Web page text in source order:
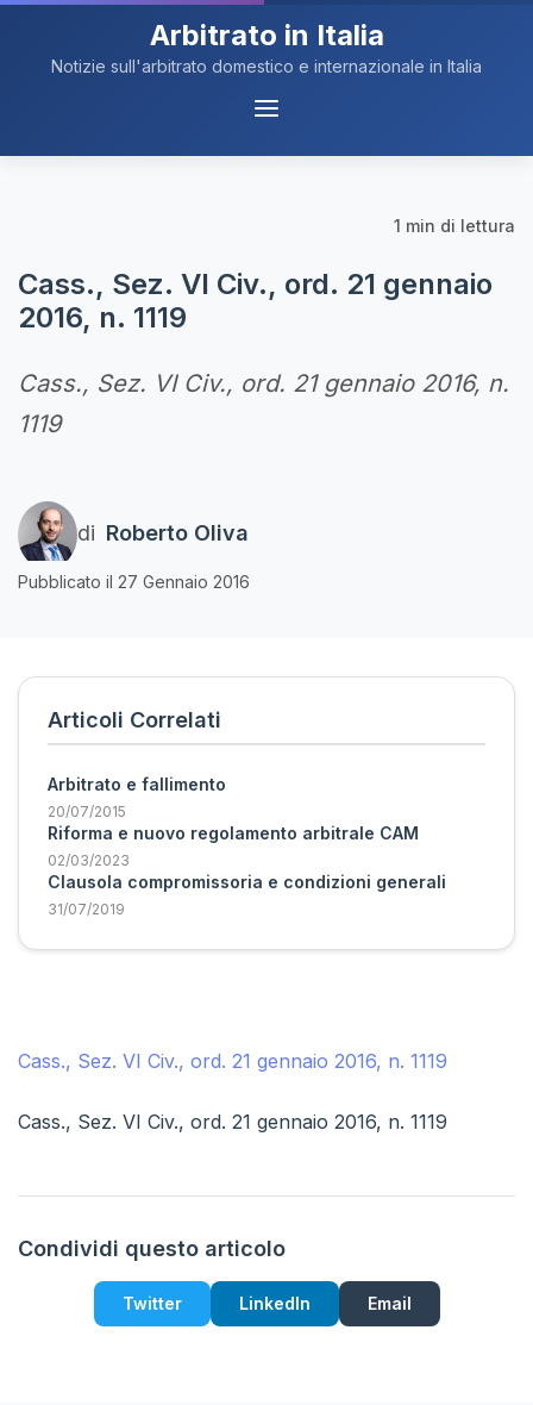
Arbitrato in Italia
Notizie sull'arbitrato domestico e internazionale in Italia
Menu
1 min di lettura
Cass., Sez. VI Civ., ord. 21 gennaio
2016, n. 1119
Cass., Sez. VI Civ., ord. 21 gennaio 2016, n.
1119
di Roberto Oliva
Pubblicato il 27 Gennaio 2016
Cass., Sez. VI Civ., ord. 21 gennaio 2016, n. 1119
Cass., Sez. VI Civ., ord. 21 gennaio 2016, n. 1119
Condividi questo articolo
Twitter LinkedIn Email
Articoli Correlati
Arbitrato e fallimento
20/07/2015
Riforma e nuovo regolamento arbitrale CAM
02/03/2023
Clausola compromissoria e condizioni generali
31/07/2019